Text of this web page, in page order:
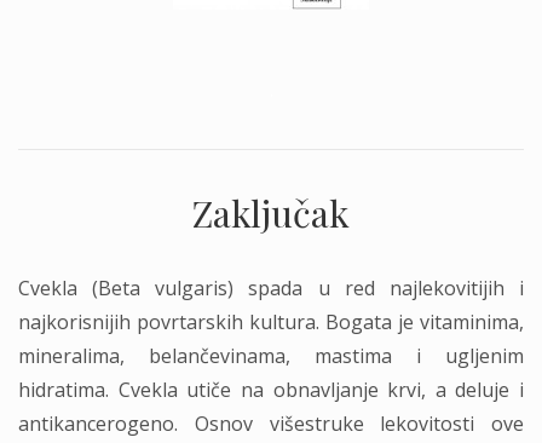
Zaključak
Cvekla (Beta vulgaris) spada u red najlekovitijih i
najkorisnijih povrtarskih kultura. Bogata je vitaminima,
mineralima, belančevinama, mastima i ugljenim
hidratima. Cvekla utiče na obnavljanje krvi, a deluje i
antikancerogeno. Osnov višestruke lekovitosti ove